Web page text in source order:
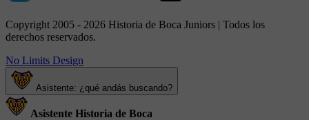
Copyright 2005 - 2026 Historia de Boca Juniors | Todos los
derechos reservados.
No Limits Design
Asistente: ¿qué andás buscando?
Asistente Historia de Boca